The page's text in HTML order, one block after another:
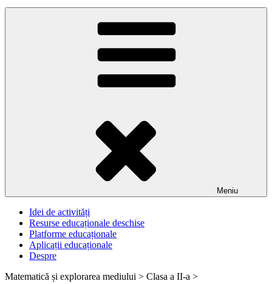
Meniu
Idei de activități
Resurse educaționale deschise
Platforme educaționale
Aplicații educaționale
Despre
Matematică și explorarea mediului > Clasa a II-a >